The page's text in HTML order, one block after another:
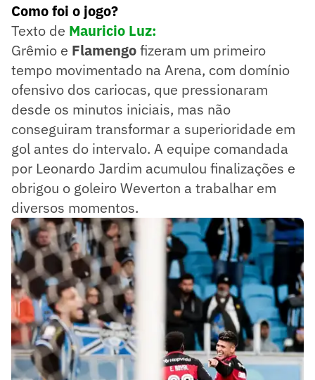
Como foi o jogo?
Texto de Mauricio Luz:
Grêmio e Flamengofizeram um primeiro
tempo movimentado na Arena, com domínio
ofensivo dos cariocas, que pressionaram
desde os minutos iniciais, mas não
conseguiram transformar a superioridade em
gol antes do intervalo. A equipe comandada
por Leonardo Jardim acumulou finalizações e
obrigou o goleiro Weverton a trabalhar em
diversos momentos.